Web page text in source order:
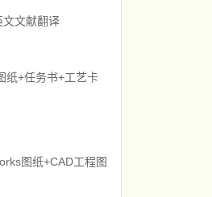
文文献翻译
纸+任务书+工艺卡
图纸+CAD工程图